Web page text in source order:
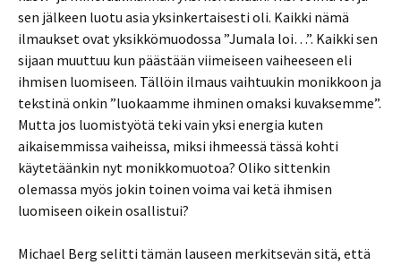
sen jälkeen luotu asia yksinkertaisesti oli. Kaikki nämä
ilmaukset ovat yksikkömuodossa ”Jumala loi…”. Kaikki sen
sijaan muuttuu kun päästään viimeiseen vaiheeseen eli
ihmisen luomiseen. Tällöin ilmaus vaihtuukin monikkoon ja
tekstinä onkin ”luokaamme ihminen omaksi kuvaksemme”.
Mutta jos luomistyötä teki vain yksi energia kuten
aikaisemmissa vaiheissa, miksi ihmeessä tässä kohti
käytetäänkin nyt monikkomuotoa? Oliko sittenkin
olemassa myös jokin toinen voima vai ketä ihmisen
luomiseen oikein osallistui?
Michael Berg selitti tämän lauseen merkitsevän sitä, että